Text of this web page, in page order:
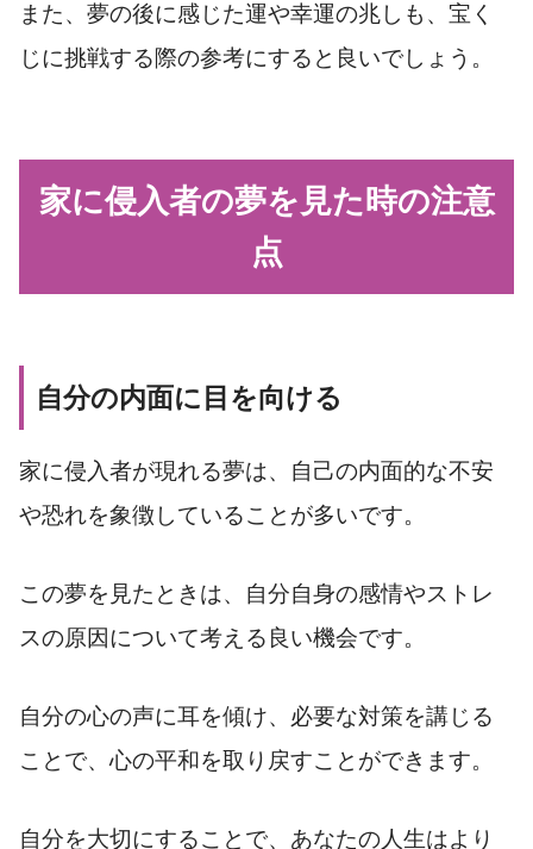
また、夢の後に感じた運や幸運の兆しも、宝く
じに挑戦する際の参考にすると良いでしょう。
家に侵入者の夢を見た時の注意
点
自分の内面に目を向ける
家に侵入者が現れる夢は、自己の内面的な不安
や恐れを象徴していることが多いです。
この夢を見たときは、自分自身の感情やストレ
スの原因について考える良い機会です。
自分の心の声に耳を傾け、必要な対策を講じる
ことで、心の平和を取り戻すことができます。
自分を大切にすることで、あなたの人生はより